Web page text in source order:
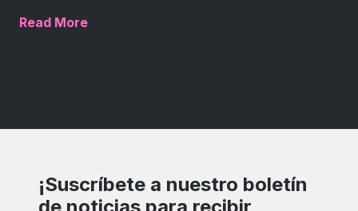
Read More
¡Suscríbete a nuestro boletín